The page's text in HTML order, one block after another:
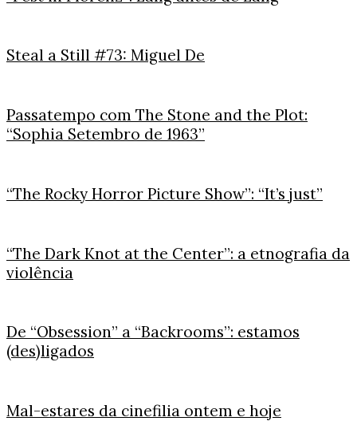
Steal a Still #73: Miguel De
Passatempo com The Stone and the Plot:
“Sophia Setembro de 1963”
“The Rocky Horror Picture Show”: “It’s just”
“The Dark Knot at the Center”: a etnografia da
violência
De “Obsession” a “Backrooms”: estamos
(des)ligados
Mal-estares da cinefilia ontem e hoje